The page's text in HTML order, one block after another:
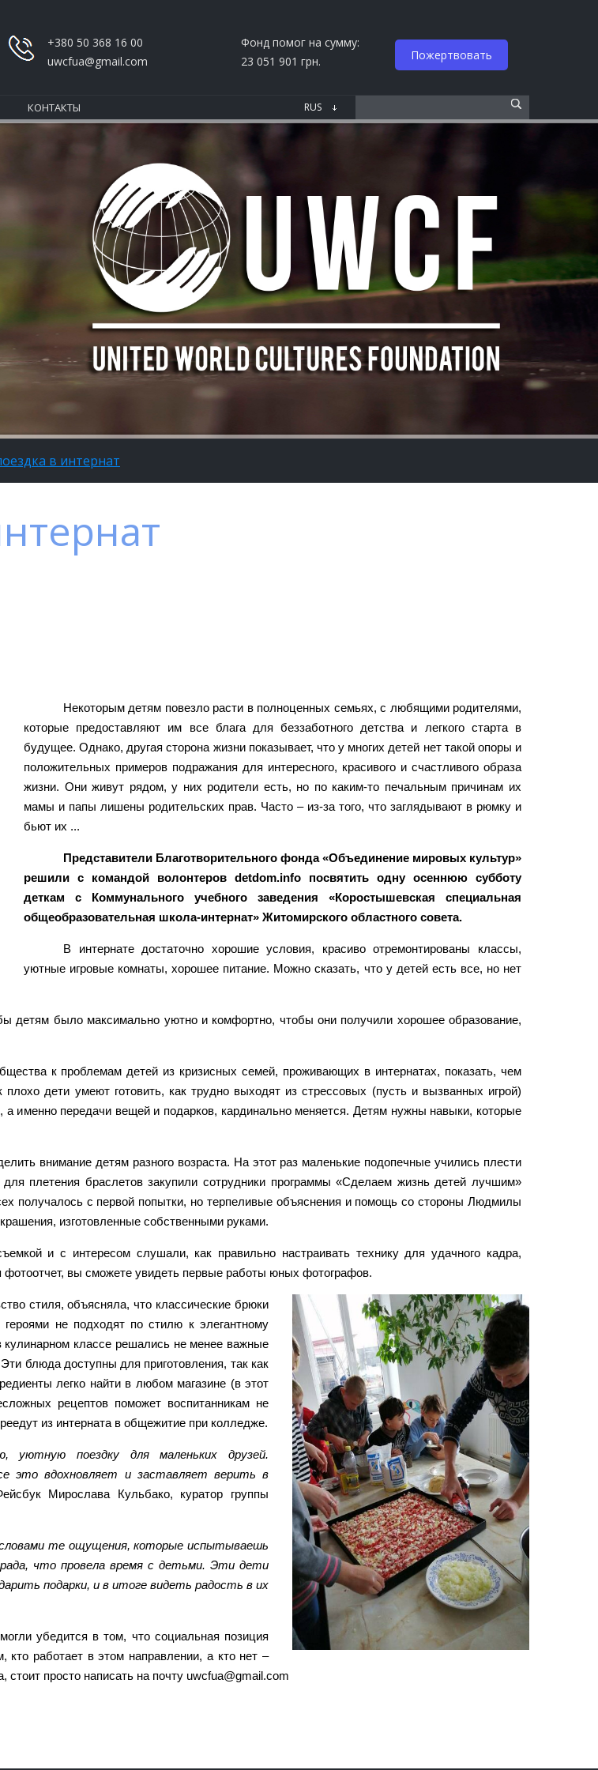
+380 50 368 16 00
uwcfua@gmail.com
Фонд помог на сумму:
23 051 901 грн.
Пожертвовать
КОНТАКТЫ
в интернат
Некоторым детям повезло расти в полноценных семьях, с любящими родителями,
которые предоставляют им все блага для беззаботного детства и легкого старта в
будущее. Однако, другая сторона жизни показывает, что у многих детей нет такой опоры и
положительных примеров подражания для интересного, красивого и счастливого образа
жизни. Они живут рядом, у них родители есть, но по каким-то печальным причинам их
мамы и папы лишены родительских прав. Часто – из-за того, что заглядывают в рюмку и
бьют их ...
Представители Благотворительного фонда «Объединение мировых культур»
решили с командой волонтеров detdom.info посвятить одну осеннюю субботу
деткам с Коммунального учебного заведения «Коростышевская специальная
общеобразовательная школа-интернат» Житомирского областного совета.
В интернате достаточно хорошие условия, красиво отремонтированы классы,
уютные игровые комнаты, хорошее питание. Можно сказать, что у детей есть все, но нет
детям было максимально уютно и комфортно, чтобы они получили хорошее образование,
к проблемам детей из кризисных семей, проживающих в интернатах, показать, чем
дети умеют готовить, как трудно выходят из стрессовых (пусть и вызванных игрой)
именно передачи вещей и подарков, кардинально меняется. Детям нужны навыки, которые
внимание детям разного возраста. На этот раз маленькие подопечные учились плести
плетения браслетов закупили сотрудники программы «Сделаем жизнь детей лучшим»
получалось с первой попытки, но терпеливые объяснения и помощь со стороны Людмилы
изготовленные собственными руками.
и с интересом слушали, как правильно настраивать технику для удачного кадра,
вы сможете увидеть первые работы юных фотографов.
стиля, объясняла, что классические брюки
не подходят по стилю к элегантному
классе решались не менее важные
блюда доступны для приготовления, так как
легко найти в любом магазине (в этот
рецептов поможет воспитанникам не
из интерната в общежитие при колледже.
уютную поездку для маленьких друзей.
это вдохновляет и заставляет верить в
Мирослава Кульбако, куратор группы
те ощущения, которые испытываешь
что провела время с детьми. Эти дети
подарки, и в итоге видеть радость в их
убедится в том, что социальная позиция
работает в этом направлении, а кто нет –
просто написать на почту uwcfua@gmail.com